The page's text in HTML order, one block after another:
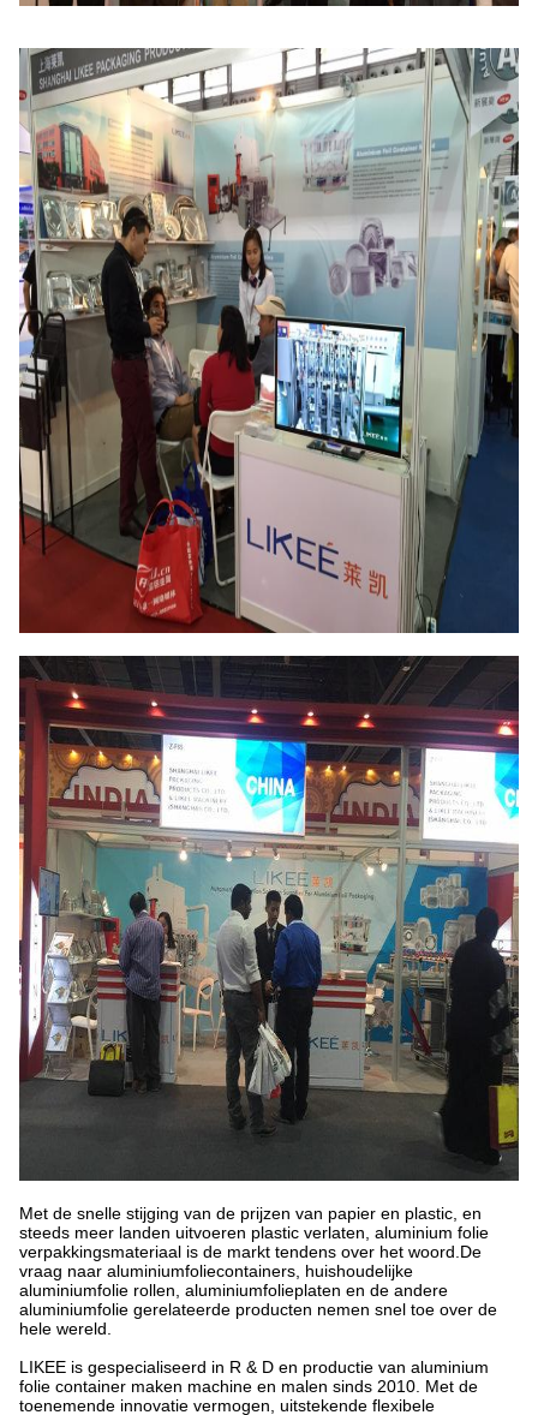
Met de snelle stijging van de prijzen van papier en plastic, en
steeds meer landen uitvoeren plastic verlaten, aluminium folie
verpakkingsmateriaal is de markt tendens over het woord.De
vraag naar aluminiumfoliecontainers, huishoudelijke
aluminiumfolie rollen, aluminiumfolieplaten en de andere
aluminiumfolie gerelateerde producten nemen snel toe over de
hele wereld.
LIKEE is gespecialiseerd in R & D en productie van aluminium
folie container maken machine en malen sinds 2010. Met de
toenemende innovatie vermogen, uitstekende flexibele